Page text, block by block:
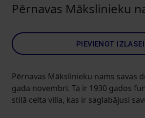
Pērnavas Mākslinieku
PIEVIENOT IZLASEI
Pērnavas Mākslinieku nams savas
gada novembrī. Tā ir 1930 gados
stilā celta villa, kas ir saglabājusi